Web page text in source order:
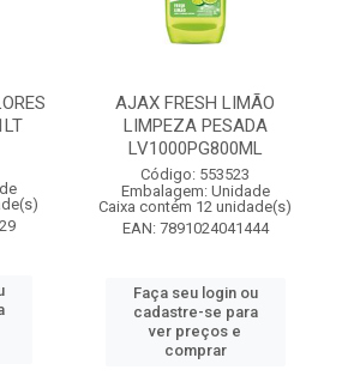
AJAX FRESH LIMÃO
LIMPEZA PESADA
LV1000PG800ML
Código: 553523
Embalagem: Unidade
Caixa contém 12 unidade(s)
EAN: 7891024041444
Faça seu login ou
cadastre-se para
ver preços e
comprar